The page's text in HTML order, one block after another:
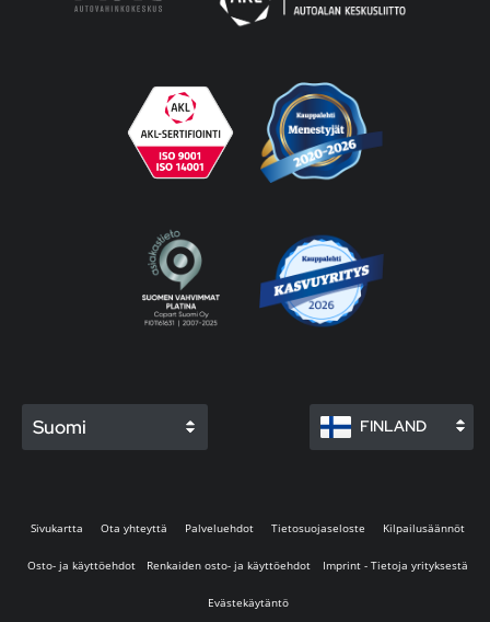
Suomi FINLAND
Sivukartta Ota yhteyttä Palveluehdot Tietosuojaseloste Kilpailusäännöt
Osto- ja käyttöehdot Renkaiden osto- ja käyttöehdot Imprint - Tietoja yrityksestä
Evästekäytäntö